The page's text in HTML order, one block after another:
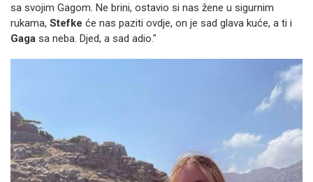
sa svojim Gagom. Ne brini, ostavio si nas žene u sigurnim
rukama, Stefke će nas paziti ovdje, on je sad glava kuće, a ti i
Gaga sa neba. Djed, a sad adio."